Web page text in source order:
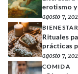
erotismo
agosto 7,
BIENESTAR
Rituales
prácticas
agosto 7,
COMIDA